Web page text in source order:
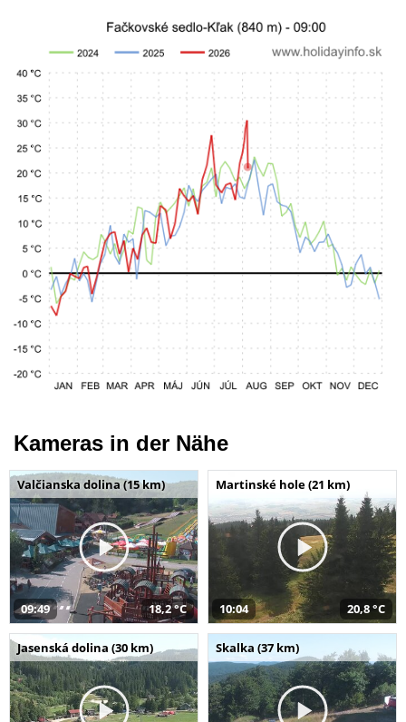
Kameras in der Nähe
Valčianska dolina (15 km)
09:49 18,2 °C
Martinské hole (21 km)
10:04 20,8 °C
Jasenská dolina (30 km) Skalka (37 km)